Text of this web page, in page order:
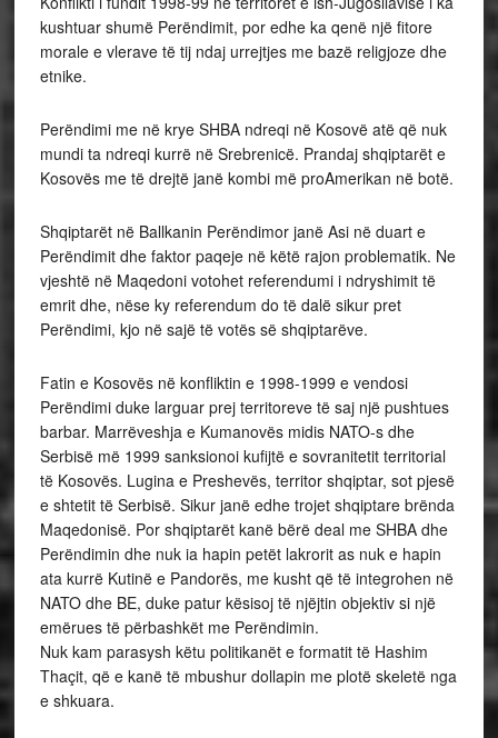
kushtuar shumë Perëndimit, por edhe ka qenë një fitore
morale e vlerave të tij ndaj urrejtjes me bazë religjoze dhe
etnike.
Perëndimi me në krye SHBA ndreqi në Kosovë atë që nuk
mundi ta ndreqi kurrë në Srebrenicë. Prandaj shqiptarët e
Kosovës me të drejtë janë kombi më proAmerikan në botë.
Shqiptarët në Ballkanin Perëndimor janë Asi në duart e
Perëndimit dhe faktor paqeje në këtë rajon problematik. Ne
vjeshtë në Maqedoni votohet referendumi i ndryshimit të
emrit dhe, nëse ky referendum do të dalë sikur pret
Perëndimi, kjo në sajë të votës së shqiptarëve.
Fatin e Kosovës në konfliktin e 1998-1999 e vendosi
Perëndimi duke larguar prej territoreve të saj një pushtues
barbar. Marrëveshja e Kumanovës midis NATO-s dhe
Serbisë më 1999 sanksionoi kufijtë e sovranitetit territorial
të Kosovës. Lugina e Preshevës, territor shqiptar, sot pjesë
e shtetit të Serbisë. Sikur janë edhe trojet shqiptare brënda
Maqedonisë. Por shqiptarët kanë bërë deal me SHBA dhe
Perëndimin dhe nuk ia hapin petët lakrorit as nuk e hapin
ata kurrë Kutinë e Pandorës, me kusht që të integrohen në
NATO dhe BE, duke patur kësisoj të njëjtin objektiv si një
emërues të përbashkët me Perëndimin.
Nuk kam parasysh këtu politikanët e formatit të Hashim
Thaçit, që e kanë të mbushur dollapin me plotë skeletë nga
e shkuara.